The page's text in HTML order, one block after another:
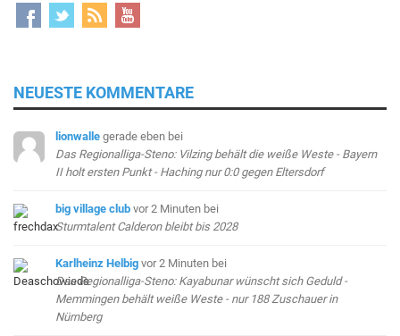
NEUESTE KOMMENTARE
lionwalle gerade eben bei
Das Regionalliga-Steno: Vilzing behält die weiße Weste - Bayern
II holt ersten Punkt - Haching nur 0:0 gegen Eltersdorf
big village club vor 2 Minuten bei
Sturmtalent Calderon bleibt bis 2028
Karlheinz Helbig vor 2 Minuten bei
Das Regionalliga-Steno: Kayabunar wünscht sich Geduld -
Memmingen behält weiße Weste - nur 188 Zuschauer in
Nürnberg